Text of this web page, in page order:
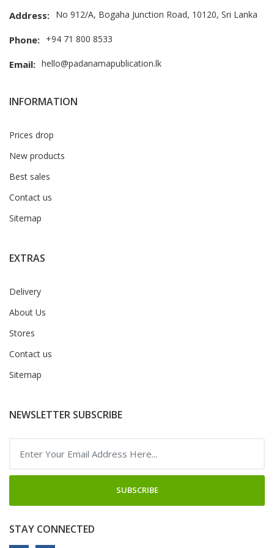
Address: No 912/A, Bogaha Junction Road, 10120, Sri Lanka
Phone: +94 71 800 8533
Email: hello@padanamapublication.lk
INFORMATION
Prices drop
New products
Best sales
Contact us
Sitemap
EXTRAS
Delivery
About Us
Stores
Contact us
Sitemap
NEWSLETTER SUBSCRIBE
SUBSCRIBE
STAY CONNECTED